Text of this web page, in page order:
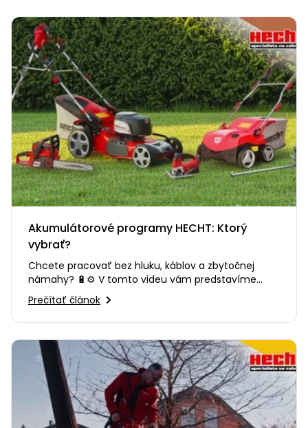
Akumulátorové programy HECHT: Ktorý
vybrať?
Chcete pracovať bez hluku, káblov a zbytočnej
námahy? 🔋⚙️ V tomto videu vám predstavíme
výhody moderného…
Prečítať článok